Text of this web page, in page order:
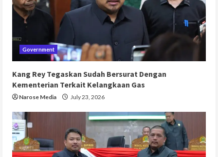
Government
Kang Rey Tegaskan Sudah Bersurat Dengan
Kementerian Terkait Kelangkaan Gas
Narose Media July 23, 2026